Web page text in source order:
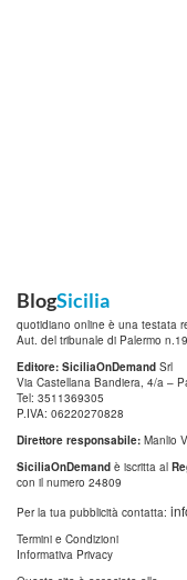
BlogSicilia
quotidiano online è una testata
Aut. del tribunale di Palermo
Editore: SiciliaOnDemand Srl
Via Castellana Bandiera, 4/a –
Tel: 3511369305
P.IVA: 06220270828
Direttore responsabile: Manlio
SiciliaOnDemand è iscritta al
con il numero 24809
Per la tua pubblicità contatta:
Termini e Condizioni
Informativa Privacy